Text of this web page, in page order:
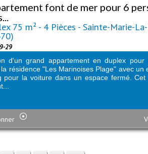
font de mer pour 6
75 m² - 4 Pièces - Sainte-Marie-
29
d'un grand appartement en duplex pour
résidence "Les Marinoises Plage" avec un
pour la voiture dans un espace fermé. Cet